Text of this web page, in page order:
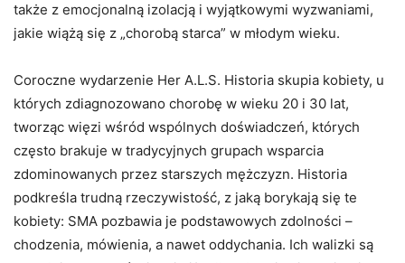
także z emocjonalną izolacją i wyjątkowymi wyzwaniami,
jakie wiążą się z „chorobą starca” w młodym wieku.
Coroczne wydarzenie Her A.L.S. Historia skupia kobiety, u
których zdiagnozowano chorobę w wieku 20 i 30 lat,
tworząc więzi wśród wspólnych doświadczeń, których
często brakuje w tradycyjnych grupach wsparcia
zdominowanych przez starszych mężczyzn. Historia
podkreśla trudną rzeczywistość, z jaką borykają się te
kobiety: SMA pozbawia je podstawowych zdolności –
chodzenia, mówienia, a nawet oddychania. Ich walizki są